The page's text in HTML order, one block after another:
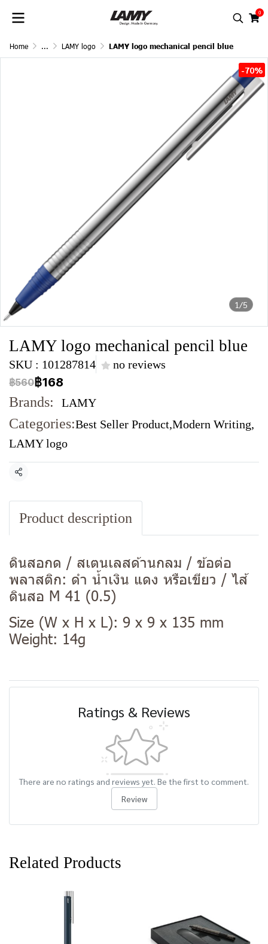
0
Home ... LAMY logo LAMY logo mechanical pencil blue
1/5
-70%
LAMY logo mechanical pencil blue
SKU : 101287814 no reviews
฿560฿168
Brands: LAMY
Categories:Best Seller Product,Modern Writing,
LAMY logo
Share
Product description
ดินสอกด / สเตนเลสด้านกลม / ข้อต่อ
พลาสติก: ดำ น้ำเงิน แดง หรือเขียว / ไส้
ดินสอ M 41 (0.5)
Size (W x H x L): 9 x 9 x 135 mm
Weight: 14g
Ratings & Reviews
There are no ratings and reviews yet. Be the first to comment.
Review
Related Products